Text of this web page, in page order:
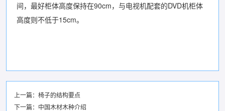
间，最好柜体高度保持在90cm，与电视机配套的DVD机柜体
高度则不低于15cm。
上一篇： 椅子的结构要点
下一篇： 中国木材木种介绍